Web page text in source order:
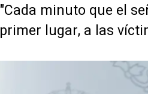
"Cada minuto que el
primer lugar, a las